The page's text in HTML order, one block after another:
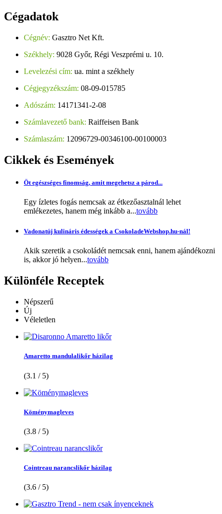
Cégadatok
Cégnév: Gasztro Net Kft.
Székhely: 9028 Győr, Régi Veszprémi u. 10.
Levelezési cím: ua. mint a székhely
Cégjegyzékszám: 08-09-015785
Adószám: 14171341-2-08
Számlavezető bank: Raiffeisen Bank
Számlaszám: 12096729-00346100-00100003
Cikkek és Események
Öt egészséges finomság, amit megehetsz a párod...
Egy ízletes fogás nemcsak az étkezőasztalnál lehet
emlékezetes, hanem még inkább a...tovább
Vadonatúj kulináris édességek a CsokoladeWebshop.hu-nál!
Akik szeretik a csokoládét nemcsak enni, hanem ajándékozni
is, akkor jó helyen...tovább
Különféle Receptek
Népszerű
Új
Véleletlen
Amaretto mandulalikőr házilag
(3.1 / 5)
Köménymagleves
(3.8 / 5)
Cointreau narancslikőr házilag
(3.6 / 5)